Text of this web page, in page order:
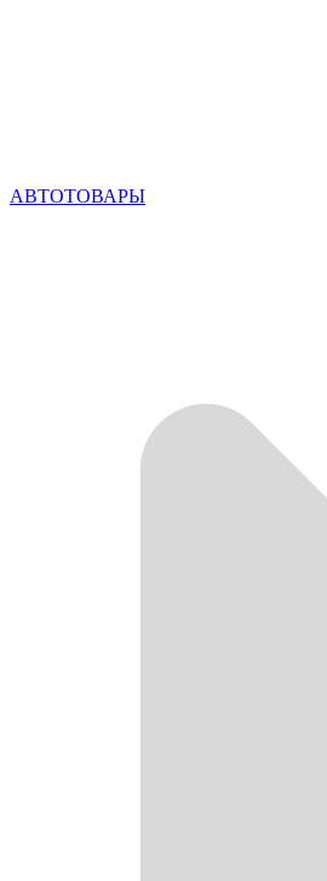
АВТОТОВАРЫ